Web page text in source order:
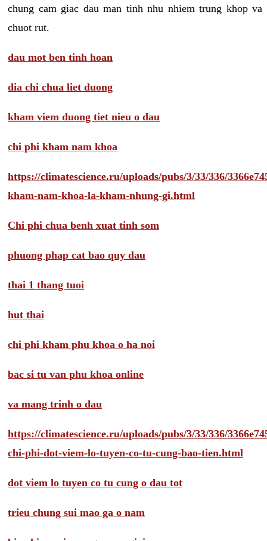
chung cam giac dau man tinh nhu nhiem trung khop va
chuot rut.
dau mot ben tinh hoan
dia chi chua liet duong
kham viem duong tiet nieu o dau
chi phi kham nam khoa
https://climatescience.ru/uploads/pubs/3/33/336/
kham-nam-khoa-la-kham-nhung-gi.html
Chi phi chua benh xuat tinh som
phuong phap cat bao quy dau
thai 1 thang tuoi
hut thai
chi phi kham phu khoa o ha noi
bac si tu van phu khoa online
va mang trinh o dau
https://climatescience.ru/uploads/pubs/3/33/336/
chi-phi-dot-viem-lo-tuyen-co-tu-cung-bao-tien.html
dot viem lo tuyen co tu cung o dau tot
trieu chung sui mao ga o nam